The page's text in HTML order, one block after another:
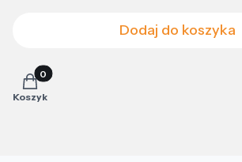
Dodaj do koszyka
Produkty w koszyku: 0. Zobacz szczegóły
Koszyk